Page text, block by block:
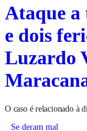
Ataque
e dois
Luzardo
O caso é relacionado à
Se deram mal